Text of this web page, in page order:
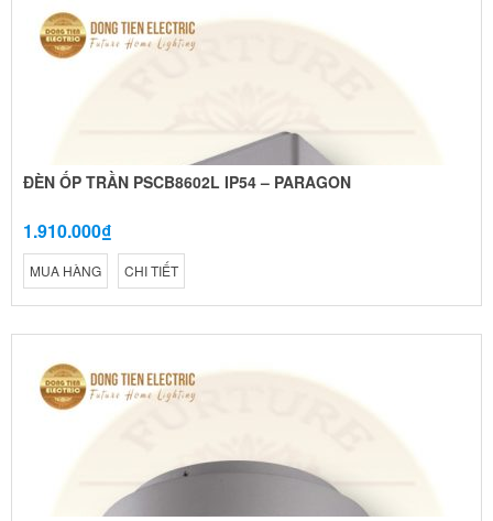
ĐÈN ỐP TRẦN PSCB8602L IP54 – PARAGON
1.910.000₫
MUA HÀNG CHI TIẾT